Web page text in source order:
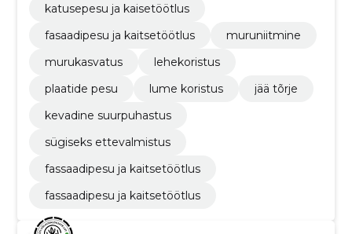
katusepesu ja kaisetöötlus
fasaadipesu ja kaitsetöötlus
muruniitmine
murukasvatus
lehekoristus
plaatide pesu
lume koristus
jää tõrje
kevadine suurpuhastus
sügiseks ettevalmistus
fassaadipesu ja kaitsetöötlus
fassaadipesu ja kaitsetöötlus